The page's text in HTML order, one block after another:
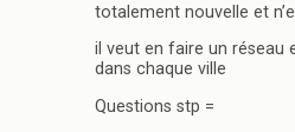
totalement nouvelle et
il veut en faire un
dans chaque ville
Questions stp =